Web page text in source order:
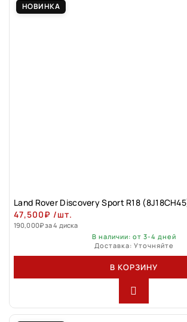
НОВИНКА
Land Rover Discovery Sport R18
47,500₽ /шт.
190,000₽за 4 диска
В наличии: от 3-4 дней
Доставка: Уточняйте
В КОРЗИНУ